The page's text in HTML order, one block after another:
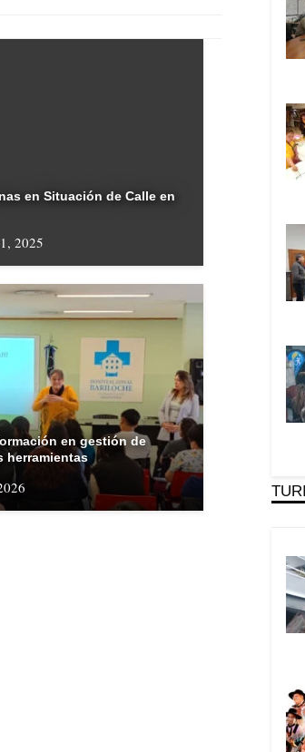
en Situación de Calle en
2025
en gestión de
herramientas